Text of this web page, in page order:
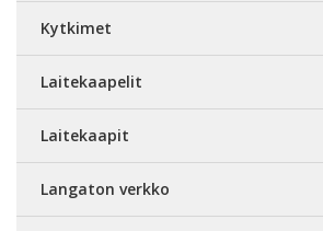
Kytkimet
Laitekaapelit
Laitekaapit
Langaton verkko